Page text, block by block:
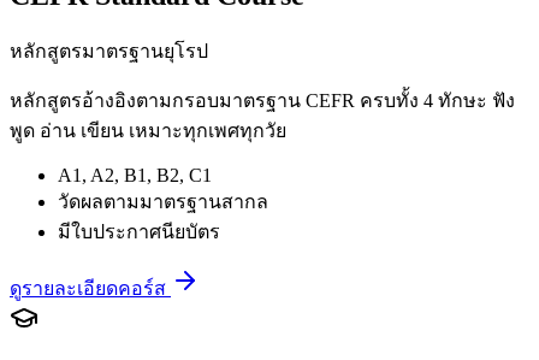
หลักสูตรมาตรฐานยุโรป
หลักสูตรอ้างอิงตามกรอบมาตรฐาน CEFR ครบทั้ง 4 ทักษะ ฟัง
พูด อ่าน เขียน เหมาะทุกเพศทุกวัย
A1, A2, B1, B2, C1
วัดผลตามมาตรฐานสากล
มีใบประกาศนียบัตร
ดูรายละเอียดคอร์ส